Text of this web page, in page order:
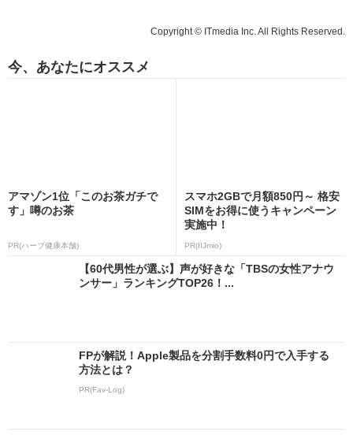
Copyright © ITmedia Inc. All Rights Reserved.
今、あなたにオススメ
アマゾン1位「このお茶ガチで
す」噂のお茶
PR(ハーブ健康本舗)
スマホ2GBで月額850円～ 格安
SIMをお得に使うキャンペーン
実施中！
PR(IIJmio)
【60代男性が選ぶ】声が好きな「TBSの女性アナウ
ンサー」ランキングTOP26！...
FPが解説！Apple製品を分割手数料0円で入手する
方法とは？
PR(Fav-Log)